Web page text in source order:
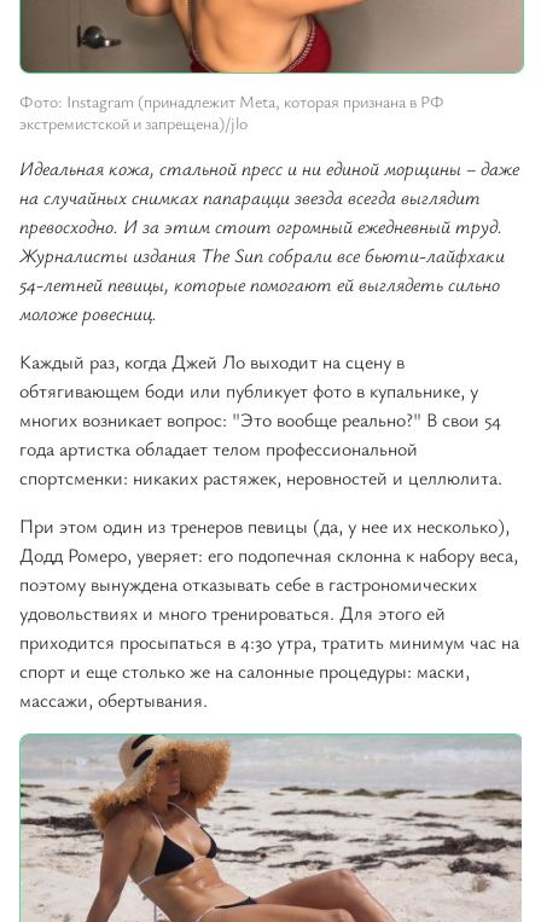
Фото: Instagram (принадлежит Meta, которая признана в РФ
экстремистской и запрещена)/jlo
Идеальная кожа, стальной пресс и ни единой морщины – даже
на случайных снимках папарацци звезда всегда выглядит
превосходно. И за этим стоит огромный ежедневный труд.
Журналисты издания The Sun собрали все бьюти-лайфхаки
54-летней певицы, которые помогают ей выглядеть сильно
моложе ровесниц.
Каждый раз, когда Джей Ло выходит на сцену в
обтягивающем боди или публикует фото в купальнике, у
многих возникает вопрос: "Это вообще реально?" В свои 54
года артистка обладает телом профессиональной
спортсменки: никаких растяжек, неровностей и целлюлита.
При этом один из тренеров певицы (да, у нее их несколько),
Додд Ромеро, уверяет: его подопечная склонна к набору веса,
поэтому вынуждена отказывать себе в гастрономических
удовольствиях и много тренироваться. Для этого ей
приходится просыпаться в 4:30 утра, тратить минимум час на
спорт и еще столько же на салонные процедуры: маски,
массажи, обертывания.